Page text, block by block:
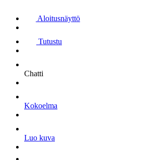
Aloitusnäyttö
Tutustu
Chatti
Kokoelma
Luo kuva